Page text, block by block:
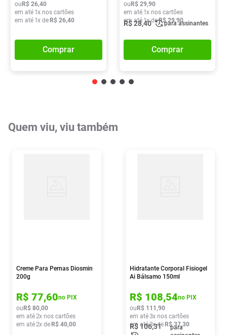
ou R$ 26,40
em até 1x nos cartões
em até 1x de R$ 26,40
Comprar
ou R$ 29,90
em até 1x nos cartões
em até 1x deR$ 29,90
R$28,40 para assinantes
Comprar
Quem viu, viu também
Creme Para Pernas Diosmin
200g
R$ 77,60no PIX
ou R$ 80,00
em até2x nos cartões
em até2x de R$ 40,00
Hidratante Corporal Fisiogel
Ai Bálsamo 150ml
R$ 108,54no PIX
ou R$ 111 ,90
em até3x nos cartões
em até3x de R$ 37,30
R$106,31
para